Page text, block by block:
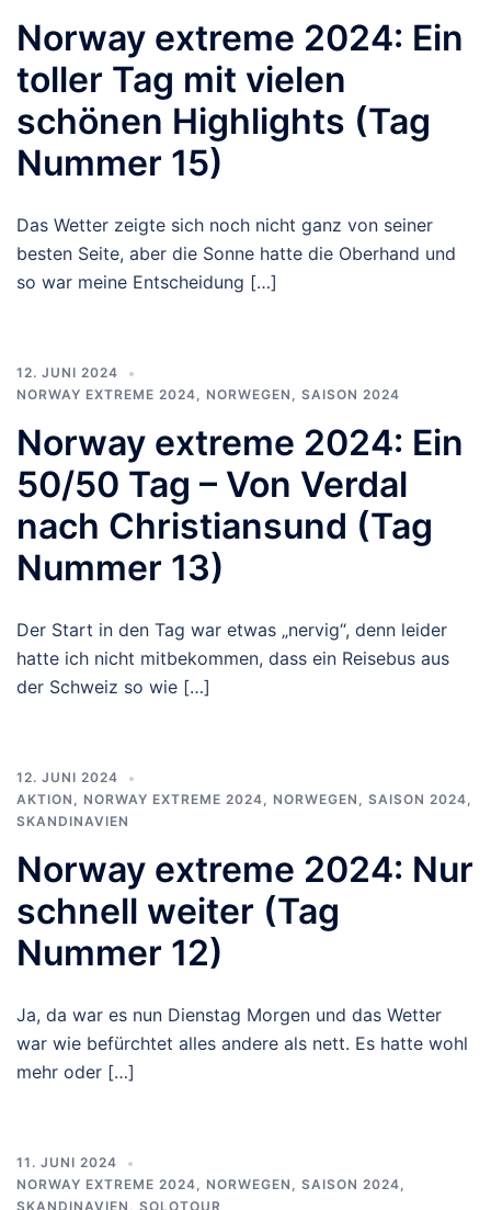
Norway extreme 2024: Ein
toller Tag mit vielen
schönen Highlights (Tag
Nummer 15)
Das Wetter zeigte sich noch nicht ganz von seiner
besten Seite, aber die Sonne hatte die Oberhand und
so war meine Entscheidung […]
12. JUNI 2024
NORWAY EXTREME 2024, NORWEGEN , SAISON 2024
Norway extreme 2024: Ein
50/50 Tag – Von Verdal
nach Christiansund (Tag
Nummer 13)
Der Start in den Tag war etwas „nervig“, denn leider
hatte ich nicht mitbekommen, dass ein Reisebus aus
der Schweiz so wie […]
12. JUNI 2024
AKTION , NORWAY EXTREME 2024, NORWEGEN , SAISON 2024,
SKANDINAVIEN
Norway extreme 2024: Nur
schnell weiter (Tag
Nummer 12)
Ja, da war es nun Dienstag Morgen und das Wetter
war wie befürchtet alles andere als nett. Es hatte wohl
mehr oder […]
11. JUNI 2024
NORWAY EXTREME 2024, NORWEGEN , SAISON 2024,
SKANDINAVIEN
SOLOTOUR